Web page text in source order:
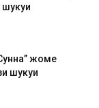
жоме
шукуҳи